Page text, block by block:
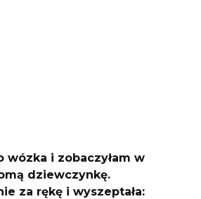
wózka i zobaczyłam w
dziewczynkę.
za rękę i wyszeptała: